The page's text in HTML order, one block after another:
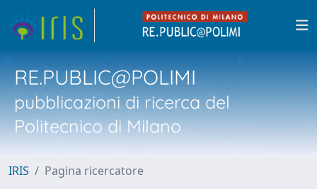
RE.PUBLIC@POLIMI
pubblicazioni di ricerca del
Politecnico di Milano
IRIS Pagina ricercatore